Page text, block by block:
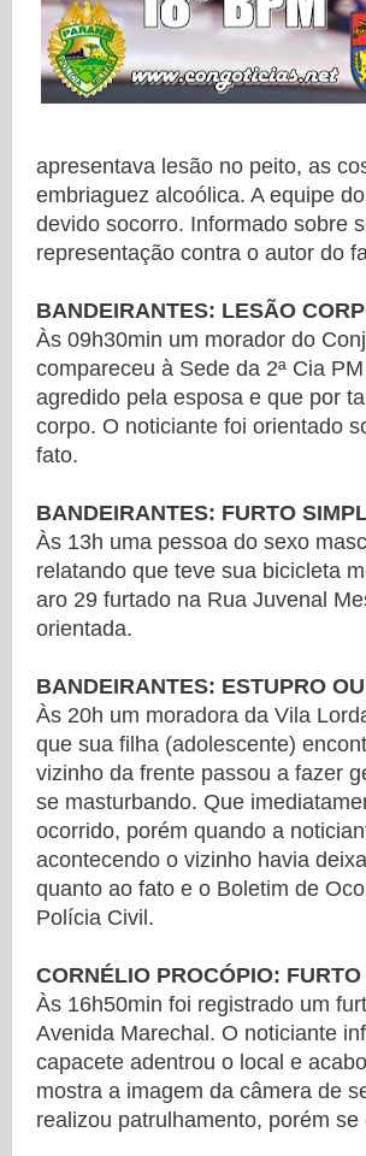
apresentava lesão no peito, as
embriaguez alcoólica. A equipe
devido socorro. Informado sobre
representação contra o autor do
BANDEIRANTES: LESÃO
Às 09h30min um morador do
compareceu à Sede da 2ª Cia
agredido pela esposa e que por
corpo. O noticiante foi orientado
fato.
BANDEIRANTES: FURTO
Às 13h uma pessoa do sexo
relatando que teve sua bicicleta
aro 29 furtado na Rua Juvenal
orientada.
BANDEIRANTES: ESTUPRO
Às 20h um moradora da Vila
que sua filha (adolescente)
vizinho da frente passou a fazer
se masturbando. Que
ocorrido, porém quando a
acontecendo o vizinho havia
quanto ao fato e o Boletim de
Polícia Civil.
CORNÉLIO PROCÓPIO:
Às 16h50min foi registrado um
Avenida Marechal. O noticiante
capacete adentrou o local e
mostra a imagem da câmera de
realizou patrulhamento, porém